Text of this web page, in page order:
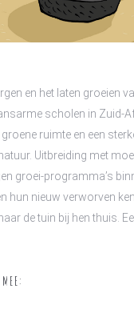
en het laten groeien
scholen in Zuid-
ruimte en een
Uitbreiding met
groei-programma’s
hun nieuw verworven
de tuin bij hen thuis.